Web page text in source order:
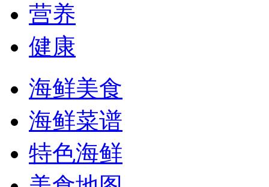
营养
健康
海鲜美食
海鲜菜谱
特色海鲜